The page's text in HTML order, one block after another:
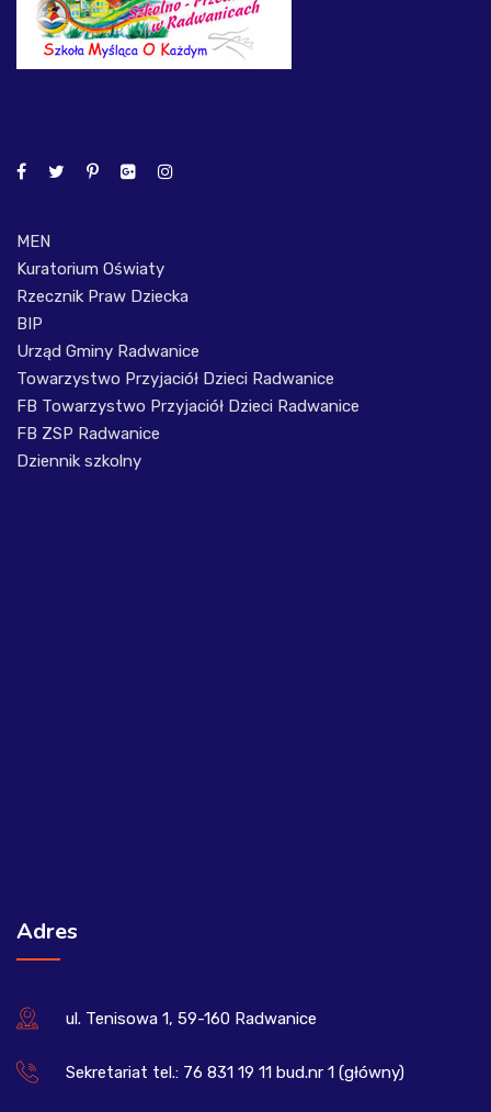
MEN
Kuratorium Oświaty
Rzecznik Praw Dziecka
BIP
Urząd Gminy Radwanice
Towarzystwo Przyjaciół Dzieci Radwanice
FB Towarzystwo Przyjaciół Dzieci Radwanice
FB ZSP Radwanice
Dziennik szkolny
Adres
ul. Tenisowa 1, 59-160 Radwanice
Sekretariat tel.: 76 831 19 11 bud.nr 1 (główny)